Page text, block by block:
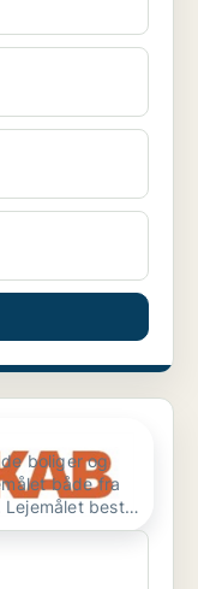
boliger og
består